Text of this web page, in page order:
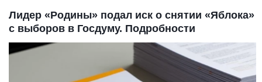
Лидер «Родины» подал иск о снятии «Яблока»
с выборов в Госдуму. Подробности